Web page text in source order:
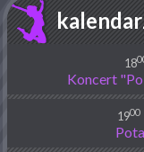
18
Koncert
1900